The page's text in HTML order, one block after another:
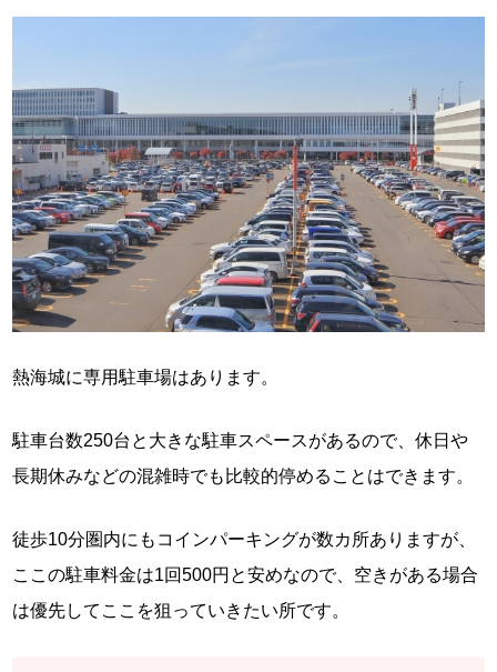
熱海城に専用駐車場はあります。
駐車台数250台と大きな駐車スペースがあるので、休日や
長期休みなどの混雑時でも比較的停めることはできます。
徒歩10分圏内にもコインパーキングが数カ所ありますが、
ここの駐車料金は1回500円と安めなので、空きがある場合
は優先してここを狙っていきたい所です。